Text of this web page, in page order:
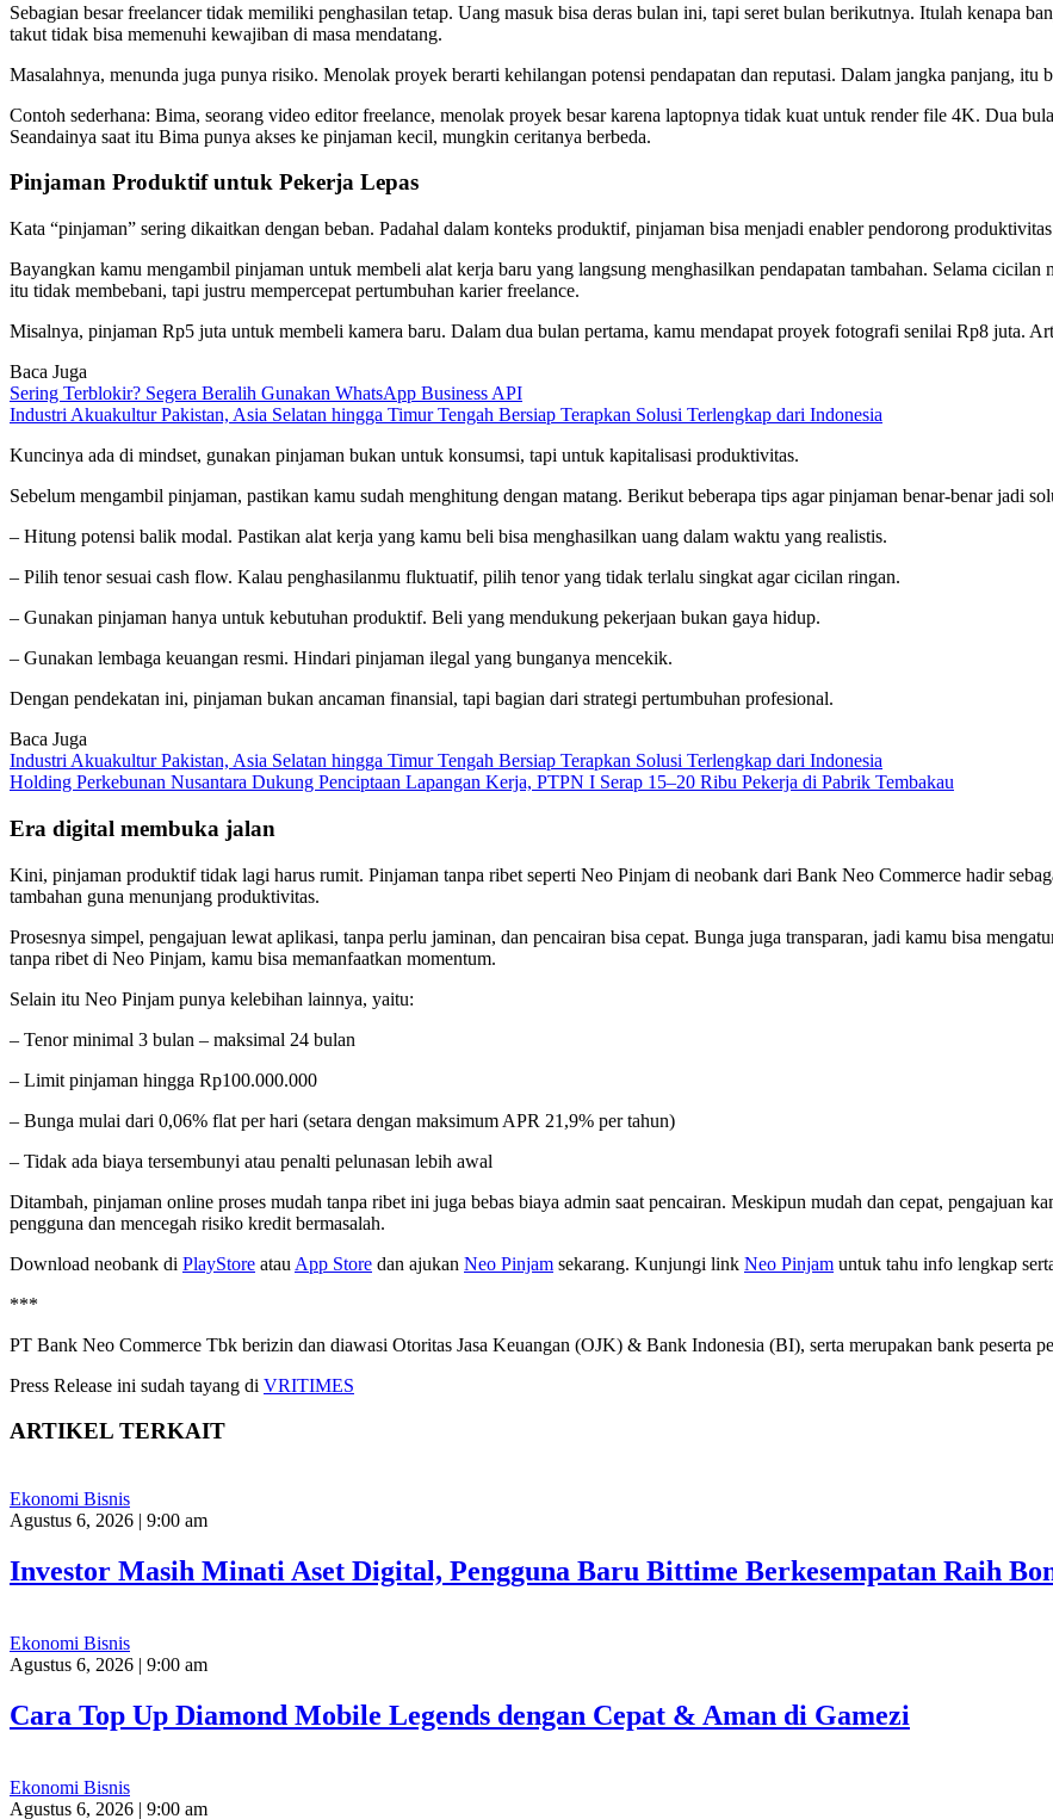
Sebagian besar freelancer tidak memiliki penghasilan tetap. Uang masuk bisa deras bulan ini, tapi seret bulan berikutnya. Itulah kenapa
takut tidak bisa memenuhi kewajiban di masa mendatang.
Masalahnya, menunda juga punya risiko. Menolak proyek berarti kehilangan potensi pendapatan dan reputasi. Dalam jangka panjang, itu
Contoh sederhana: Bima, seorang video editor freelance, menolak proyek besar karena laptopnya tidak kuat untuk render file 4K. Dua
Seandainya saat itu Bima punya akses ke pinjaman kecil, mungkin ceritanya berbeda.
Pinjaman Produktif untuk Pekerja Lepas
Kata “pinjaman” sering dikaitkan dengan beban. Padahal dalam konteks produktif, pinjaman bisa menjadi enabler pendorong
Bayangkan kamu mengambil pinjaman untuk membeli alat kerja baru yang langsung menghasilkan pendapatan tambahan. Selama
itu tidak membebani, tapi justru mempercepat pertumbuhan karier freelance.
Misalnya, pinjaman Rp5 juta untuk membeli kamera baru. Dalam dua bulan pertama, kamu mendapat proyek fotografi senilai Rp8 juta.
Baca Juga
Sering Terblokir? Segera Beralih Gunakan WhatsApp Business API
Industri Akuakultur Pakistan, Asia Selatan hingga Timur Tengah Bersiap Terapkan Solusi Terlengkap dari Indonesia
Kuncinya ada di mindset, gunakan pinjaman bukan untuk konsumsi, tapi untuk kapitalisasi produktivitas.
Sebelum mengambil pinjaman, pastikan kamu sudah menghitung dengan matang. Berikut beberapa tips agar pinjaman benar-benar jadi
– Hitung potensi balik modal. Pastikan alat kerja yang kamu beli bisa menghasilkan uang dalam waktu yang realistis.
– Pilih tenor sesuai cash flow. Kalau penghasilanmu fluktuatif, pilih tenor yang tidak terlalu singkat agar cicilan ringan.
– Gunakan pinjaman hanya untuk kebutuhan produktif. Beli yang mendukung pekerjaan bukan gaya hidup.
– Gunakan lembaga keuangan resmi. Hindari pinjaman ilegal yang bunganya mencekik.
Dengan pendekatan ini, pinjaman bukan ancaman finansial, tapi bagian dari strategi pertumbuhan profesional.
Baca Juga
Industri Akuakultur Pakistan, Asia Selatan hingga Timur Tengah Bersiap Terapkan Solusi Terlengkap dari Indonesia
Holding Perkebunan Nusantara Dukung Penciptaan Lapangan Kerja, PTPN I Serap 15–20 Ribu Pekerja di Pabrik Tembakau
Era digital membuka jalan
Kini, pinjaman produktif tidak lagi harus rumit. Pinjaman tanpa ribet seperti Neo Pinjam di neobank dari Bank Neo Commerce hadir
tambahan guna menunjang produktivitas.
Prosesnya simpel, pengajuan lewat aplikasi, tanpa perlu jaminan, dan pencairan bisa cepat. Bunga juga transparan, jadi kamu bisa
tanpa ribet di Neo Pinjam, kamu bisa memanfaatkan momentum.
Selain itu Neo Pinjam punya kelebihan lainnya, yaitu:
– Tenor minimal 3 bulan – maksimal 24 bulan
– Limit pinjaman hingga Rp100.000.000
– Bunga mulai dari 0,06% flat per hari (setara dengan maksimum APR 21,9% per tahun)
– Tidak ada biaya tersembunyi atau penalti pelunasan lebih awal
Ditambah, pinjaman online proses mudah tanpa ribet ini juga bebas biaya admin saat pencairan. Meskipun mudah dan cepat, pengajuan
pengguna dan mencegah risiko kredit bermasalah.
Download neobank di PlayStore atau App Store dan ajukan Neo Pinjam sekarang. Kunjungi link Neo Pinjam untuk tahu info lengkap
***
PT Bank Neo Commerce Tbk berizin dan diawasi Otoritas Jasa Keuangan (OJK) & Bank Indonesia (BI), serta merupakan bank peserta
Press Release ini sudah tayang di VRITIMES
ARTIKEL TERKAIT
Ekonomi Bisnis
Agustus 6, 2026 | 9:00 am
Investor Masih Minati Aset Digital, Pengguna Baru Bittime Berkesempatan Raih
Ekonomi Bisnis
Agustus 6, 2026 | 9:00 am
Cara Top Up Diamond Mobile Legends dengan Cepat & Aman di Gamezi
Ekonomi Bisnis
Agustus 6, 2026 | 9:00 am